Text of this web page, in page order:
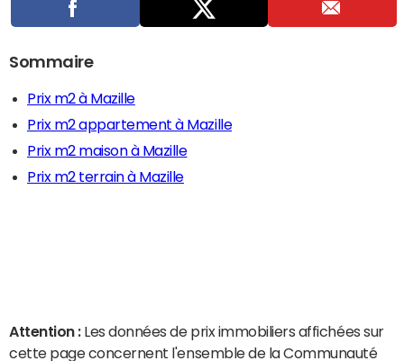
Sommaire
Prix m2 à Mazille
Prix m2 appartement à Mazille
Prix m2 maison à Mazille
Prix m2 terrain à Mazille
Attention : Les données de prix immobiliers affichées sur
cette page concernent l'ensemble de la Communauté